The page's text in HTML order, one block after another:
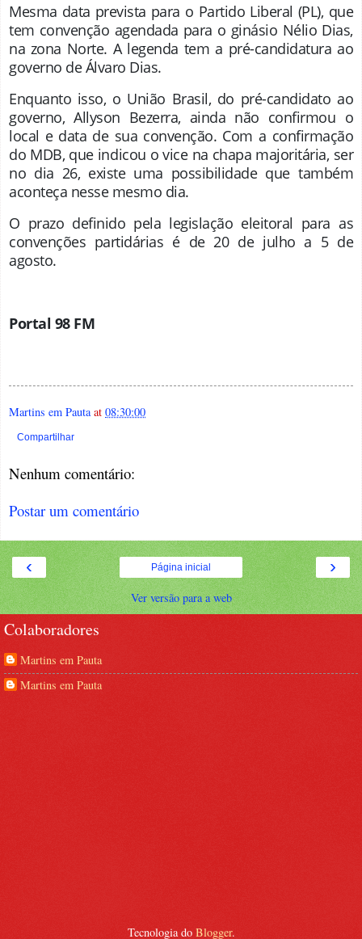
Mesma data prevista para o Partido Liberal (PL), que
tem convenção agendada para o ginásio Nélio Dias,
na zona Norte. A legenda tem a pré-candidatura ao
governo de Álvaro Dias.
Enquanto isso, o União Brasil, do pré-candidato ao
governo, Allyson Bezerra, ainda não confirmou o
local e data de sua convenção. Com a confirmação
do MDB, que indicou o vice na chapa majoritária, ser
no dia 26, existe uma possibilidade que também
aconteça nesse mesmo dia.
O prazo definido pela legislação eleitoral para as
convenções partidárias é de 20 de julho a 5 de
agosto.
Portal 98 FM
Martins em Pauta at 08:30:00
Compartilhar
Nenhum comentário:
Postar um comentário
‹ ›
Página inicial
Ver versão para a web
Colaboradores
Martins em Pauta
Martins em Pauta
Tecnologia do Blogger.